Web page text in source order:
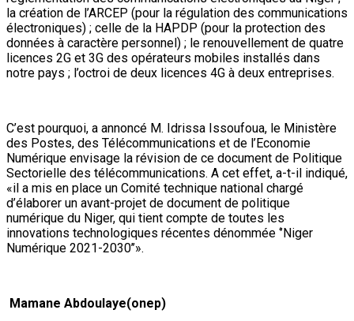
la création de l’ARCEP (pour la régulation des communications
électroniques) ; celle de la HAPDP (pour la protection des
données à caractère personnel) ; le renouvellement de quatre
licences 2G et 3G des opérateurs mobiles installés dans
notre pays ; l’octroi de deux licences 4G à deux entreprises.
C’est pourquoi, a annoncé M. Idrissa Issoufoua, le Ministère
des Postes, des Télécommunications et de l’Economie
Numérique envisage la révision de ce document de Politique
Sectorielle des télécommunications. A cet effet, a-t-il indiqué,
«il a mis en place un Comité technique national chargé
d’élaborer un avant-projet de document de politique
numérique du Niger, qui tient compte de toutes les
innovations technologiques récentes dénommée ‘’Niger
Numérique 2021-2030’’».
Mamane Abdoulaye(onep)